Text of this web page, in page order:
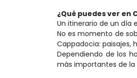
¿Qué puedes ver en
Un itinerario de un día
No es momento de
Cappadocia: paisajes,
Dependiendo de los
más importantes de la